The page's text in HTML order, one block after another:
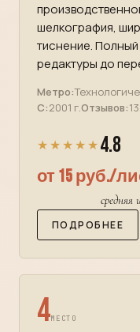
шелкография,
тиснение.
редактуры до
Метро:
С:2001 г.Отзывов:
★★★★★ 4.8
от 15 руб./
средняя
ПОДРОБНЕЕ
4МЕСТО